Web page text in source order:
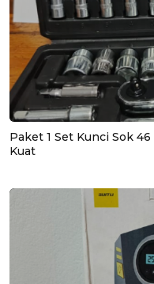
Paket 1 Set Kunci Sok
Kuat